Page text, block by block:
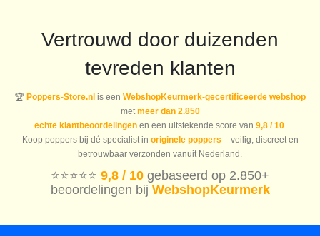
Vertrouwd door duizenden
tevreden klanten
🏆 Poppers-Store.nlis een WebshopKeurmerk-gecertificeerde webshop
met meer dan 2.850
echte klantbeoordelingenen een uitstekende score van 9,8 / 10.
Koop poppers bij dé specialist in originele poppers – veilig, discreet en
betrouwbaar verzonden vanuit Nederland.
⭐️⭐️⭐️⭐️⭐️ 9,8 / 10 gebaseerd op 2.850+
beoordelingen bij WebshopKeurmerk